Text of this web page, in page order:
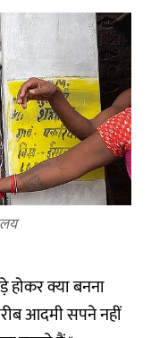
होकर क्या बनना
आदमी सपने नहीं